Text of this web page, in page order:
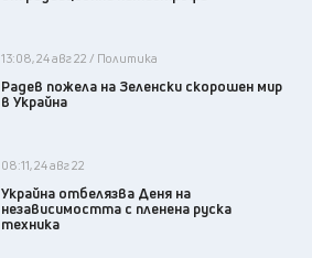
13:08, 24 авг 22 / Политика
Радев пожела на Зеленски скорошен мир
в Украйна
08:11, 24 авг 22
Украйна отбелязва Деня на
независимостта с пленена руска
техника